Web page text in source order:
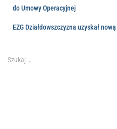
do Umowy Operacyjnej
EZG Działdowszczyzna uzyskał
Szukaj …